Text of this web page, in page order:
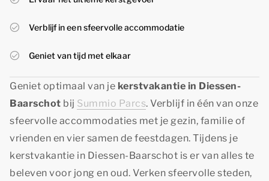
Verblijf in een sfeervolle accommodatie
Geniet van tijd met elkaar
Geniet optimaal van je kerstvakantie in Diessen-
Baarschot bij Summio Parcs. Verblijf in één van onze
sfeervolle accommodaties met je gezin, familie of
vrienden en vier samen de feestdagen. Tijdens je
kerstvakantie in Diessen-Baarschot is er van alles te
beleven voor jong en oud. Verken sfeervolle steden,